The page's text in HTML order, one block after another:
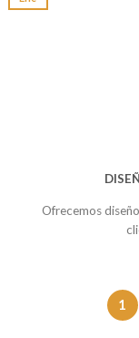
Ofrecemos
1